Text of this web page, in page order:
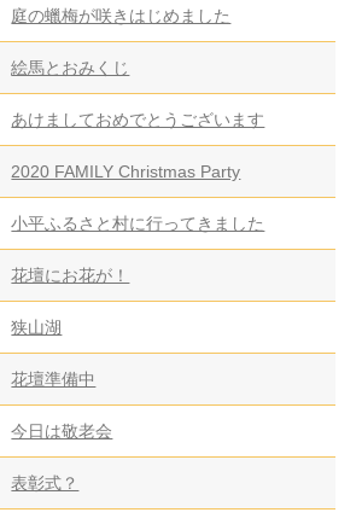
庭の蠟梅が咲きはじめました
絵馬とおみくじ
あけましておめでとうございます
2020 FAMILY Christmas Party
小平ふるさと村に行ってきました
花壇にお花が！
狭山湖
花壇準備中
今日は敬老会
表彰式？